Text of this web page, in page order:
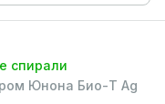
спирали
Юнона Био-Т Ag